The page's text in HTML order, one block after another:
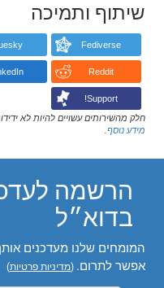
שיתוף ותמיכה
Fediverse
Reddit
Support!
חלק מהשירותים עשויים להיות לא
מידע נוסף.
הרשמה
בדוא״ל
המומחים שלנו מעדכנים
אפשר לתרום. (מדיניות פרטיות)